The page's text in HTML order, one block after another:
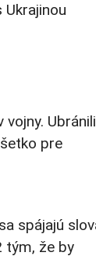
Ukrajinou
Ubránili
pre
spájajú
tým, že by